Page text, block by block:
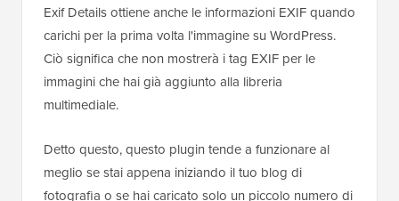
Exif Details ottiene anche le informazioni EXIF quando
carichi per la prima volta l'immagine su WordPress.
Ciò significa che non mostrerà i tag EXIF per le
immagini che hai già aggiunto alla libreria
multimediale.
Detto questo, questo plugin tende a funzionare al
meglio se stai appena iniziando il tuo blog di
fotografia o se hai caricato solo un piccolo numero di